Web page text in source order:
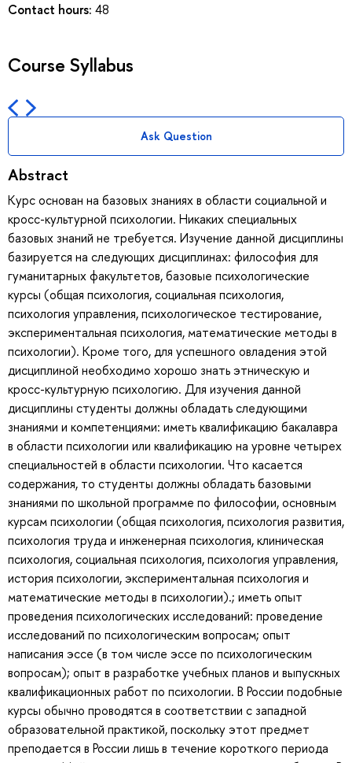
Contact hours: 48
Course Syllabus
Ask Question
Abstract
Курс основан на базовых знаниях в области социальной и
кросс-культурной психологии. Никаких специальных
базовых знаний не требуется. Изучение данной дисциплины
базируется на следующих дисциплинах: философия для
гуманитарных факультетов, базовые психологические
курсы (общая психология, социальная психология,
психология управления, психологическое тестирование,
экспериментальная психология, математические методы в
психологии). Кроме того, для успешного овладения этой
дисциплиной необходимо хорошо знать этническую и
кросс-культурную психологию. Для изучения данной
дисциплины студенты должны обладать следующими
знаниями и компетенциями: иметь квалификацию бакалавра
в области психологии или квалификацию на уровне четырех
специальностей в области психологии. Что касается
содержания, то студенты должны обладать базовыми
знаниями по школьной программе по философии, основным
курсам психологии (общая психология, психология развития,
психология труда и инженерная психология, клиническая
психология, социальная психология, психология управления,
история психологии, экспериментальная психология и
математические методы в психологии).; иметь опыт
проведения психологических исследований: проведение
исследований по психологическим вопросам; опыт
написания эссе (в том числе эссе по психологическим
вопросам); опыт в разработке учебных планов и выпускных
квалификационных работ по психологии. В России подобные
курсы обычно проводятся в соответствии с западной
образовательной практикой, поскольку этот предмет
преподается в России лишь в течение короткого периода